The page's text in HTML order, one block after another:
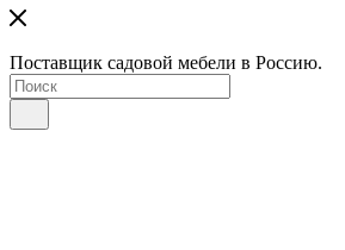
Поставщик садовой мебели в Россию.